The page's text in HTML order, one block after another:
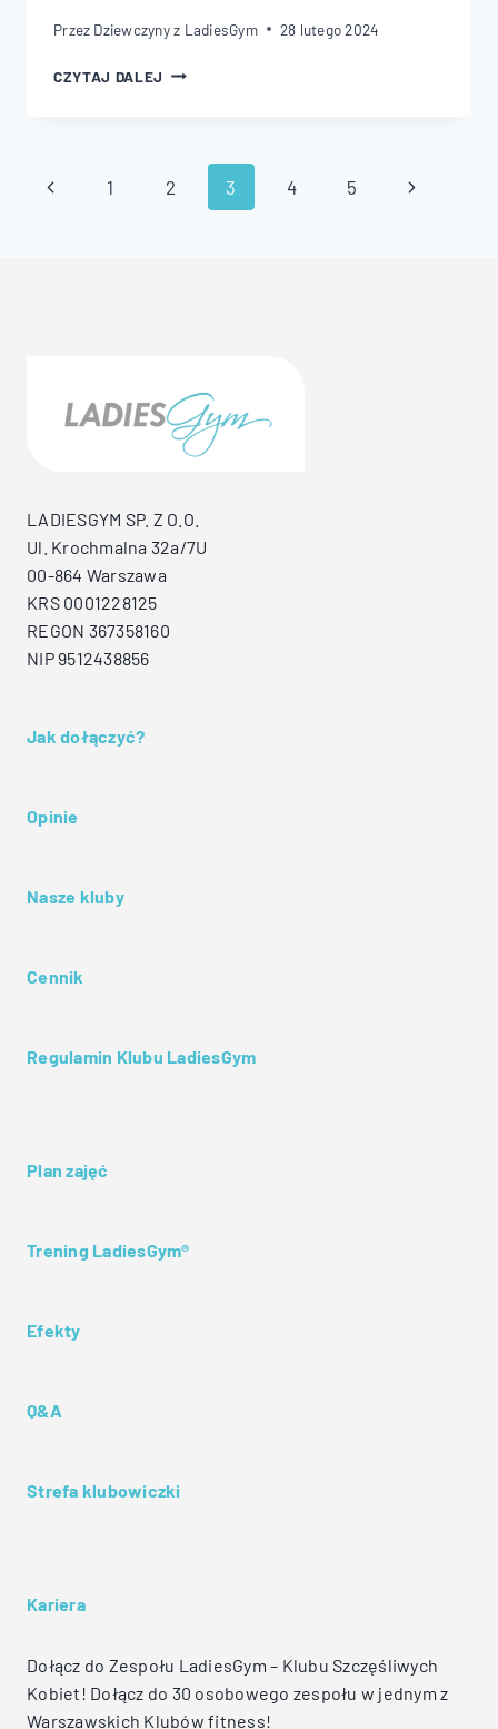
Przez Dziewczyny z LadiesGym 28 lutego 2024
CZYTAJ DALEJ KLUBOWICZKA
STYCZEŃ
2024
Nawigacja
Poprzednia
1 2 3 4 5
Następna
LADIESGYM SP. Z O.O.
Ul. Krochmalna 32a/7U
00-864 Warszawa
KRS 0001228125
REGON 367358160
NIP 9512438856
Jak dołączyć?
Opinie
Nasze kluby
Cennik
Regulamin Klubu LadiesGym
Plan zajęć
Trening LadiesGym®
Efekty
Q&A
Strefa klubowiczki
Kariera
Dołącz do Zespołu LadiesGym – Klubu Szczęśliwych
Kobiet! Dołącz do 30 osobowego zespołu w jednym z
Warszawskich Klubów fitness!